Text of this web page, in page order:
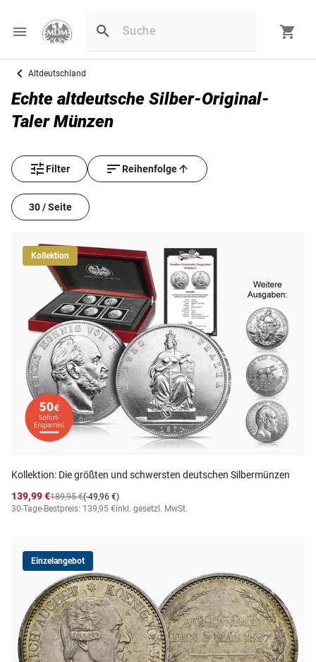
Altdeutschland
Echte altdeutsche Silber-Original-
Taler Münzen
Filter Reihenfolge
30 / Seite
Kollektion
Kollektion: Die größten und schwersten deutschen Silbermünzen
139,99 €
(-49,96 €)
189,95 €
30-Tage-Bestpreis: 139,95 €inkl. gesetzl. MwSt.
Einzelangebot